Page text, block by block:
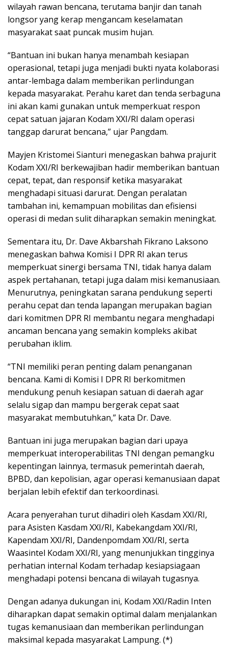
wilayah rawan bencana, terutama banjir dan tanah
longsor yang kerap mengancam keselamatan
masyarakat saat puncak musim hujan.
“Bantuan ini bukan hanya menambah kesiapan
operasional, tetapi juga menjadi bukti nyata kolaborasi
antar-lembaga dalam memberikan perlindungan
kepada masyarakat. Perahu karet dan tenda serbaguna
ini akan kami gunakan untuk memperkuat respon
cepat satuan jajaran Kodam XXI/RI dalam operasi
tanggap darurat bencana,” ujar Pangdam.
Mayjen Kristomei Sianturi menegaskan bahwa prajurit
Kodam XXI/RI berkewajiban hadir memberikan bantuan
cepat, tepat, dan responsif ketika masyarakat
menghadapi situasi darurat. Dengan peralatan
tambahan ini, kemampuan mobilitas dan efisiensi
operasi di medan sulit diharapkan semakin meningkat.
Sementara itu, Dr. Dave Akbarshah Fikrano Laksono
menegaskan bahwa Komisi I DPR RI akan terus
memperkuat sinergi bersama TNI, tidak hanya dalam
aspek pertahanan, tetapi juga dalam misi kemanusiaan.
Menurutnya, peningkatan sarana pendukung seperti
perahu cepat dan tenda lapangan merupakan bagian
dari komitmen DPR RI membantu negara menghadapi
ancaman bencana yang semakin kompleks akibat
perubahan iklim.
“TNI memiliki peran penting dalam penanganan
bencana. Kami di Komisi I DPR RI berkomitmen
mendukung penuh kesiapan satuan di daerah agar
selalu sigap dan mampu bergerak cepat saat
masyarakat membutuhkan,” kata Dr. Dave.
Bantuan ini juga merupakan bagian dari upaya
memperkuat interoperabilitas TNI dengan pemangku
kepentingan lainnya, termasuk pemerintah daerah,
BPBD, dan kepolisian, agar operasi kemanusiaan dapat
berjalan lebih efektif dan terkoordinasi.
Acara penyerahan turut dihadiri oleh Kasdam XXI/RI,
para Asisten Kasdam XXI/RI, Kabekangdam XXI/RI,
Kapendam XXI/RI, Dandenpomdam XXI/RI, serta
Waasintel Kodam XXI/RI, yang menunjukkan tingginya
perhatian internal Kodam terhadap kesiapsiagaan
menghadapi potensi bencana di wilayah tugasnya.
Dengan adanya dukungan ini, Kodam XXI/Radin Inten
diharapkan dapat semakin optimal dalam menjalankan
tugas kemanusiaan dan memberikan perlindungan
maksimal kepada masyarakat Lampung. (*)